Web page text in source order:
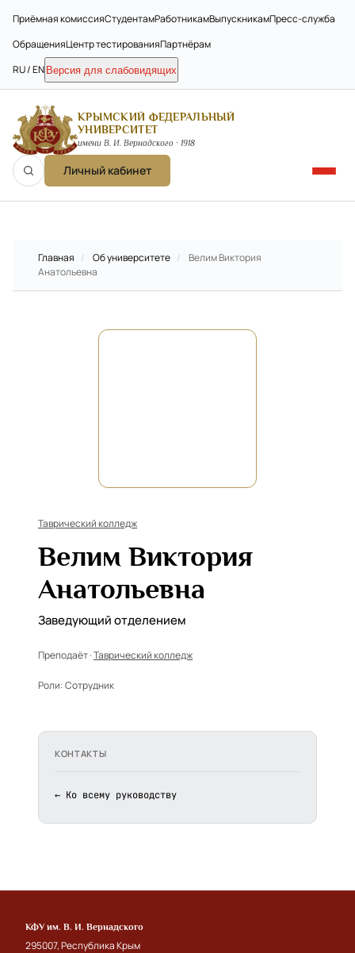
Приёмная комиссияСтудентамРаботникамВыпускникамПресс-служба
ОбращенияЦентр тестированияПартнёрам
RU / EN Версия для слабовидящих
КРЫМСКИЙ ФЕДЕРАЛЬНЫЙ
УНИВЕРСИТЕТ
имени В. И. Вернадского · 1918
Личный кабинет
Главная / Об университете /
Велим Виктория
Анатольевна
Таврический колледж
Велим Виктория
Анатольевна
Заведующий отделением
Преподаёт ·Таврический колледж
Роли:Сотрудник
КОНТАКТЫ
← Ко всему руководству
КФУ им. В. И. Вернадского
295007, Республика Крым